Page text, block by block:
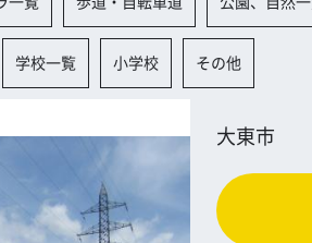
学校一覧 小学校 その他
大東市